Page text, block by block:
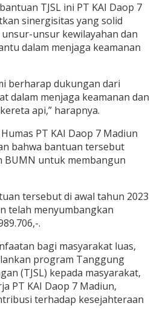
TJSL ini PT KAI Daop 7
sinergisitas yang solid
unsur kewilayahan dan
dalam menjaga keamanan
berharap dukungan dari
dalam menjaga keamanan dan
api,” harapnya.
PT KAI Daop 7 Madiun
bahwa bantuan tersebut
BUMN untuk membangun
tersebut di awal tahun 2023
telah menyumbangkan
.
bagi masyarakat luas,
program Tanggung
(TJSL) kepada masyarakat,
PT KAI Daop 7 Madiun,
terhadap kesejahteraan